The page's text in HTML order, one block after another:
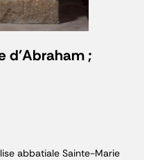
d'Abraham ;
abbatiale Sainte-Marie